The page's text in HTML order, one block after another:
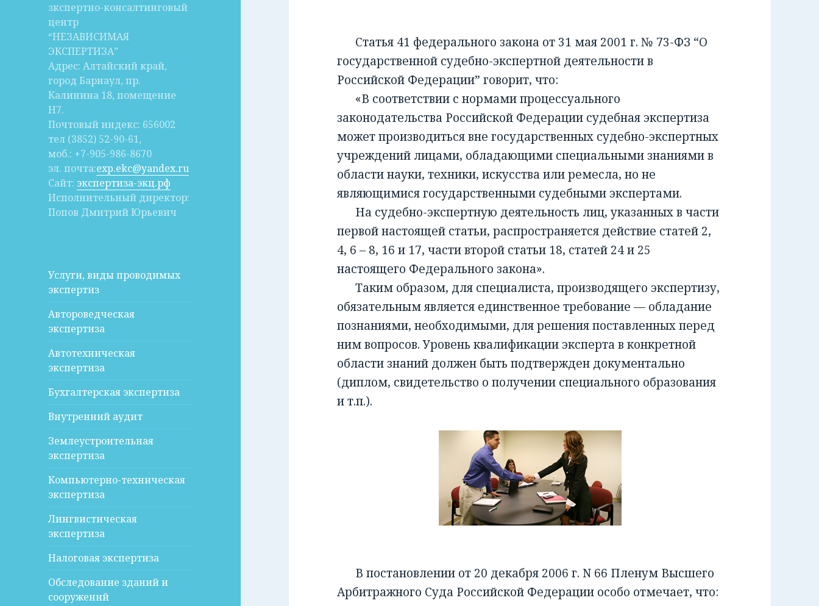
зкспертно-консалтинговый
центр
“НЕЗАВИСИМАЯ
ЭКСПЕРТИЗА”
Адрес: Алтайский край,
город Барнаул, пр.
Калинина 18, помещение
Н7.
Почтовый индекс: 656002
тел (3852) 52-90-61,
моб.: +7-905-986-8670
эл. почта:exp.ekc@yandex.ru
Сайт: экспертиза-экц.рф
Исполнительный директор:
Попов Дмитрий Юрьевич
Услуги, виды проводимых
экспертиз
Автороведческая
экспертиза
Автотехническая
экспертиза
Бухгалтерская экспертиза
Внутренний аудит
Землеустроительная
экспертиза
Компьютерно-техническая
экспертиза
Лингвистическая
экспертиза
Налоговая экспертиза
Обследование зданий и
сооружений
Статья 41 федерального закона от 31 мая 2001 г. № 73-ФЗ “О
государственной судебно-экспертной деятельности в
Российской Федерации” говорит, что:
«В соответствии с нормами процессуального
законодательства Российской Федерации судебная экспертиза
может производиться вне государственных судебно-экспертных
учреждений лицами, обладающими специальными знаниями в
области науки, техники, искусства или ремесла, но не
являющимися государственными судебными экспертами.
На судебно-экспертную деятельность лиц, указанных в части
первой настоящей статьи, распространяется действие статей 2,
4, 6 – 8, 16 и 17, части второй статьи 18, статей 24 и 25
настоящего Федерального закона».
Таким образом, для специалиста, производящего экспертизу,
обязательным является единственное требование — обладание
познаниями, необходимыми, для решения поставленных перед
ним вопросов. Уровень квалификации эксперта в конкретной
области знаний должен быть подтвержден документально
(диплом, свидетельство о получении специального образования
и т.п.).
В постановлении от 20 декабря 2006 г. N 66 Пленум Высшего
Арбитражного Суда Российской Федерации особо отмечает, что: